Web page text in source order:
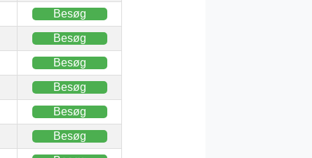
Besøg
Besøg
Besøg
Besøg
Besøg
Besøg